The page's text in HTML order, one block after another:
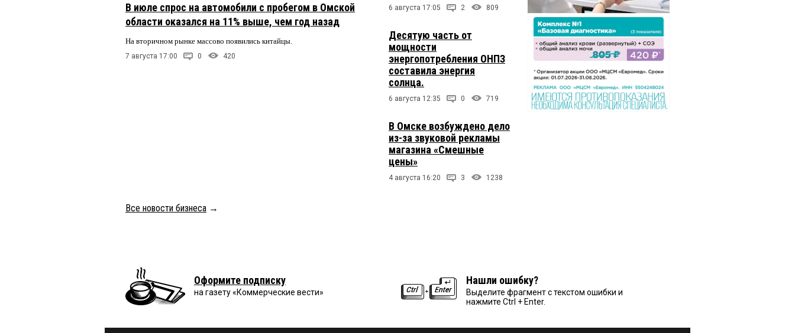
В июле спрос на автомобили с пробегом в Омской
области оказался на 11% выше, чем год назад
На вторичном рынке массово появились китайцы.
7 августа 17:00 0 420
6 августа 17:05 2 809
Десятую часть от
мощности
энергопотребления ОНПЗ
составила энергия
солнца.
6 августа 12:35 0 719
В Омске возбуждено дело
из-за звуковой рекламы
магазина «Смешные
цены»
4 августа 16:20 3 1238
Все новости бизнеса →
Оформите подписку
на газету «Коммерческие вести»
Нашли ошибку?
Выделите фрагмент с текстом ошибки и
нажмите Ctrl + Enter.